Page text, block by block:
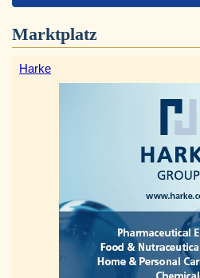
Marktplatz
Harke